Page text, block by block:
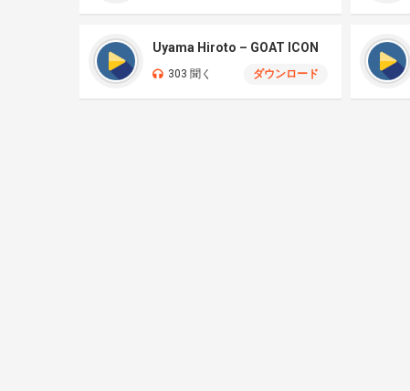
Uyama Hiroto – GOAT ICON
303 聞く ダウンロード